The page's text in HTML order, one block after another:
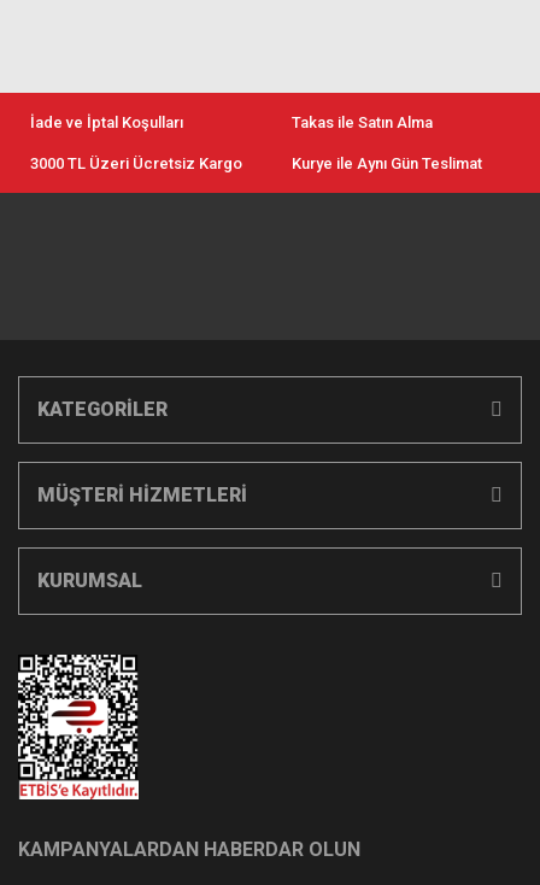
İade ve İptal Koşulları Takas ile Satın Alma
3000 TL Üzeri Ücretsiz Kargo Kurye ile Aynı Gün Teslimat
KATEGORİLER
MÜŞTERİ HİZMETLERİ
KURUMSAL
KAMPANYALARDAN HABERDAR OLUN